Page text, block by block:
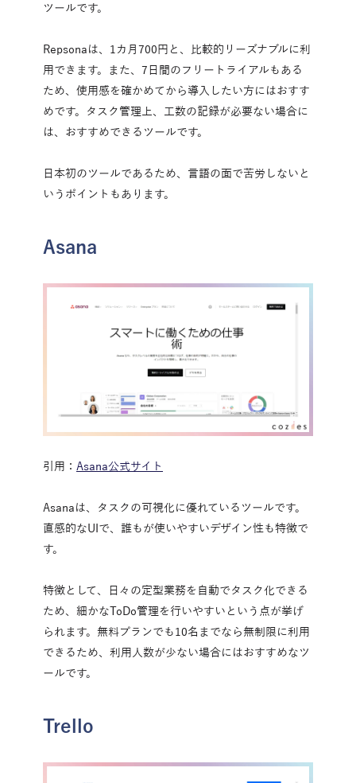
ツールです。
Repsonaは、1カ月700円と、比較的リーズナブルに利
用できます。また、7日間のフリートライアルもある
ため、使用感を確かめてから導入したい方にはおすす
めです。タスク管理上、工数の記録が必要ない場合に
は、おすすめできるツールです。
日本初のツールであるため、言語の面で苦労しないと
いうポイントもあります。
Asana
引用： Asana公式サイト
Asanaは、タスクの可視化に優れているツールです。
直感的なUIで、誰もが使いやすいデザイン性も特徴で
す。
特徴として、日々の定型業務を自動でタスク化できる
ため、細かなToDo管理を行いやすいという点が挙げ
られます。無料プランでも10名までなら無制限に利用
できるため、利用人数が少ない場合にはおすすめなツ
ールです。
Trello